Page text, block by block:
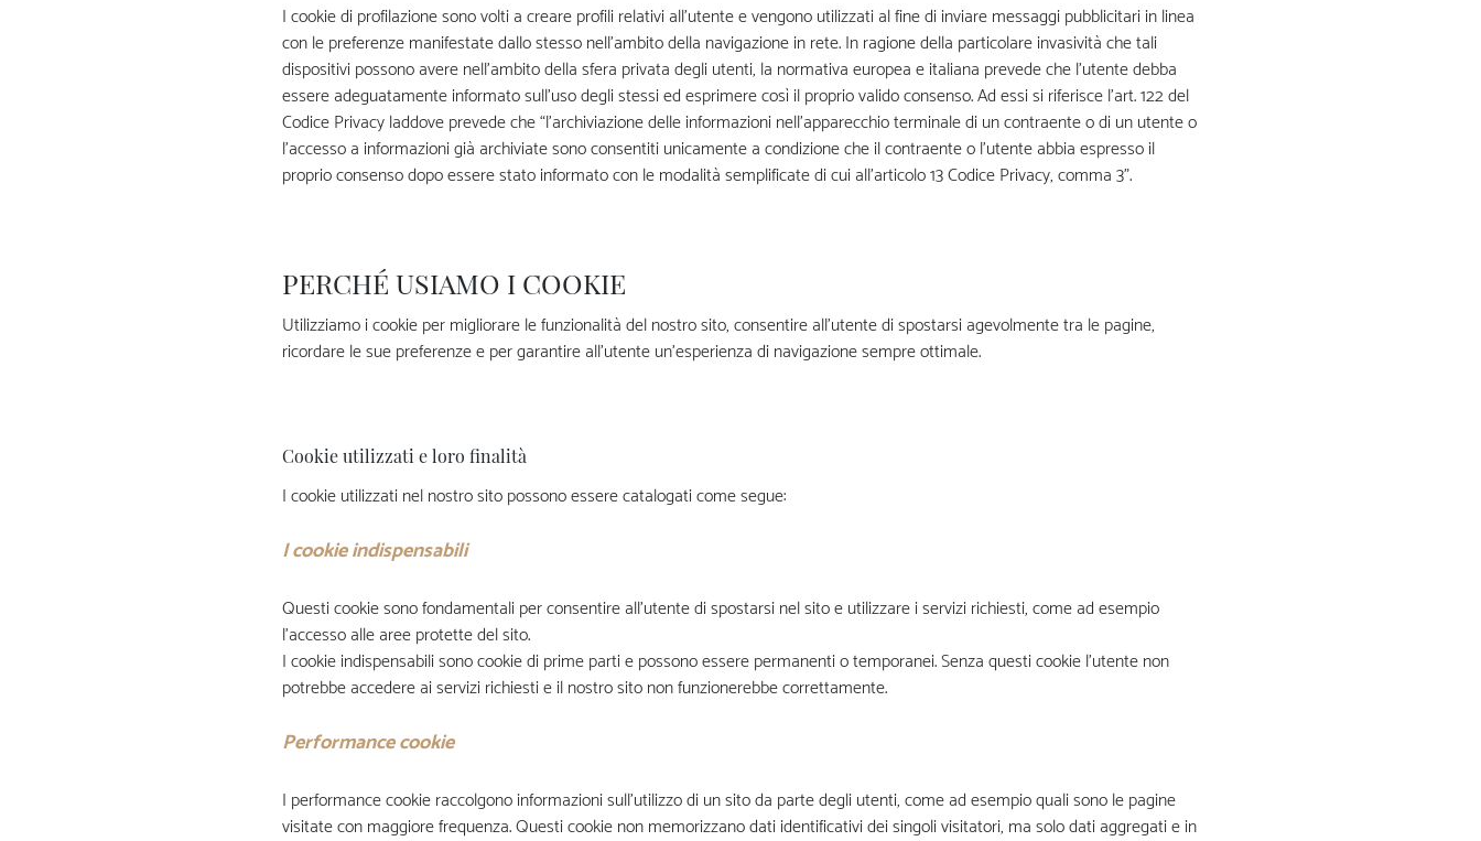
I cookie di profilazione sono volti a creare profili relativi all’utente e vengono utilizzati al fine di inviare messaggi pubblicitari in linea
con le preferenze manifestate dallo stesso nell’ambito della navigazione in rete. In ragione della particolare invasività che tali
dispositivi possono avere nell’ambito della sfera privata degli utenti, la normativa europea e italiana prevede che l’utente debba
essere adeguatamente informato sull’uso degli stessi ed esprimere così il proprio valido consenso. Ad essi si riferisce l’art. 122 del
Codice Privacy laddove prevede che “l’archiviazione delle informazioni nell’apparecchio terminale di un contraente o di un utente o
l’accesso a informazioni già archiviate sono consentiti unicamente a condizione che il contraente o l’utente abbia espresso il
proprio consenso dopo essere stato informato con le modalità semplificate di cui all’articolo 13 Codice Privacy, comma 3”.
PERCHÉ USIAMO I COOKIE
Utilizziamo i cookie per migliorare le funzionalità del nostro sito, consentire all’utente di spostarsi agevolmente tra le pagine,
ricordare le sue preferenze e per garantire all’utente un’esperienza di navigazione sempre ottimale.
Cookie utilizzati e loro finalità
I cookie utilizzati nel nostro sito possono essere catalogati come segue:
I cookie indispensabili
Questi cookie sono fondamentali per consentire all’utente di spostarsi nel sito e utilizzare i servizi richiesti, come ad esempio
l’accesso alle aree protette del sito.
I cookie indispensabili sono cookie di prime parti e possono essere permanenti o temporanei. Senza questi cookie l’utente non
potrebbe accedere ai servizi richiesti e il nostro sito non funzionerebbe correttamente.
Performance cookie
I performance cookie raccolgono informazioni sull’utilizzo di un sito da parte degli utenti, come ad esempio quali sono le pagine
visitate con maggiore frequenza. Questi cookie non memorizzano dati identificativi dei singoli visitatori, ma solo dati aggregati e in